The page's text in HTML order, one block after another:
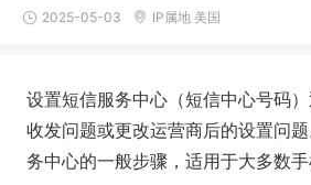
2025-05-03 IP属地 美国
设置短信服务中心（短信中心号码
收发问题或更改运营商后的设置问
务中心的一般步骤，适用于大多数手